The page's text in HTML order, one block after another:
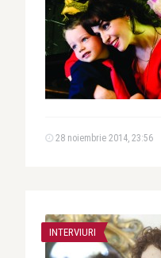
28 noiembrie 2014, 23:56
INTERVIURI